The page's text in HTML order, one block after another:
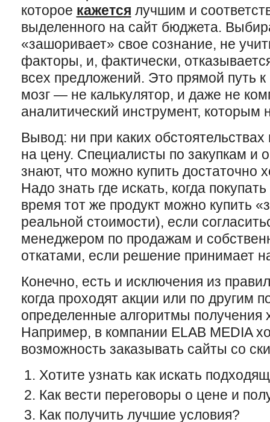
которое кажется лучшим и
выделенного на сайт бюджета.
«зашоривает» свое сознание, не
факторы, и, фактически,
всех предложений. Это прямой путь
мозг — не калькулятор, и даже не
аналитический инструмент, которым
Вывод: ни при каких
на цену. Специалисты по закупкам и
знают, что можно купить достаточно
Надо знать где искать, когда
время тот же продукт можно купить
реальной стоимости), если
менеджером по продажам и
откатами, если решение принимает
Конечно, есть и исключения из
когда проходят акции или по другим
определенные алгоритмы получения
Например, в компании ELAB MEDIA
возможность заказывать сайты со
Хотите узнать как искать
Как вести переговоры о цене и
Как получить лучшие условия?